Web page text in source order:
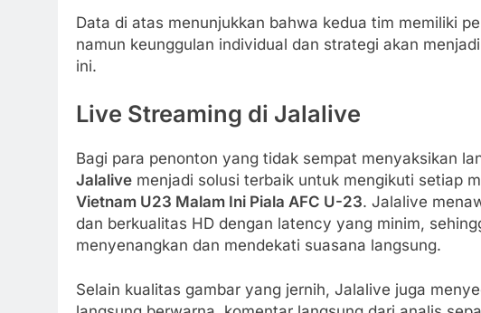
Data di atas menunjukkan bahwa kedua tim memiliki
namun keunggulan individual dan strategi akan
ini.
Live Streaming di Jalalive
Bagi para penonton yang tidak sempat menyaksikan
Jalalive menjadi solusi terbaik untuk mengikuti setiap
Vietnam U23 Malam Ini Piala AFC U-23. Jalalive
dan berkualitas HD dengan latency yang minim,
menyenangkan dan mendekati suasana langsung.
Selain kualitas gambar yang jernih, Jalalive juga